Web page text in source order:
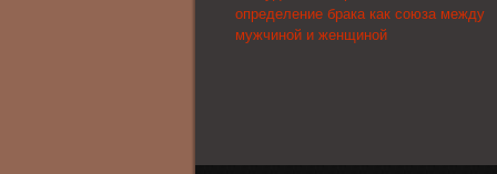
определение брака как союза между
мужчиной и женщиной